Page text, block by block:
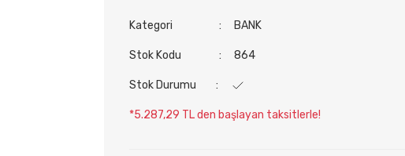
Kategori BANK
Stok Kodu 864
Stok Durumu
*5.287,29 TL den başlayan taksitlerle!